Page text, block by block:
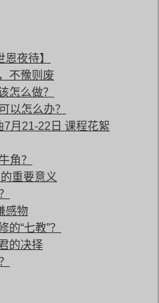
夜待】
不豫则废
怎么做？
以怎么办？
月21-22日 课程花絮
角？
重要意义
感物
“七教”？
的决择